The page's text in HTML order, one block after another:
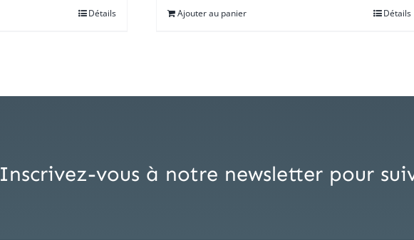
Détails Ajouter au panier Détails
Inscrivez-vous à notre newsletter pour